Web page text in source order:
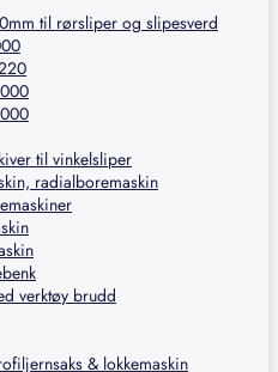
til rørsliper og slipesverd
til vinkelsliper
radialboremaskin
verktøy brudd
& lokkemaskin